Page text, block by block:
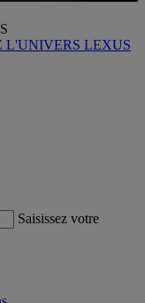
L'UNIVERS LEXUS
Saisissez votre